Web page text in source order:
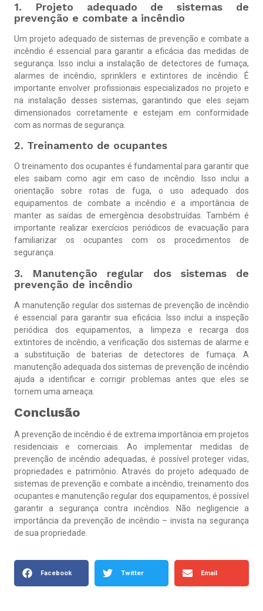
1. Projeto adequado de sistemas de
prevenção e combate a incêndio
Um projeto adequado de sistemas de prevenção e combate a
incêndio é essencial para garantir a eficácia das medidas de
segurança. Isso inclui a instalação de detectores de fumaça,
alarmes de incêndio, sprinklers e extintores de incêndio. É
importante envolver profissionais especializados no projeto e
na instalação desses sistemas, garantindo que eles sejam
dimensionados corretamente e estejam em conformidade
com as normas de segurança.
2. Treinamento de ocupantes
O treinamento dos ocupantes é fundamental para garantir que
eles saibam como agir em caso de incêndio. Isso inclui a
orientação sobre rotas de fuga, o uso adequado dos
equipamentos de combate a incêndio e a importância de
manter as saídas de emergência desobstruídas. Também é
importante realizar exercícios periódicos de evacuação para
familiarizar os ocupantes com os procedimentos de
segurança.
3. Manutenção regular dos sistemas de
prevenção de incêndio
A manutenção regular dos sistemas de prevenção de incêndio
é essencial para garantir sua eficácia. Isso inclui a inspeção
periódica dos equipamentos, a limpeza e recarga dos
extintores de incêndio, a verificação dos sistemas de alarme e
a substituição de baterias de detectores de fumaça. A
manutenção adequada dos sistemas de prevenção de incêndio
ajuda a identificar e corrigir problemas antes que eles se
tornem uma ameaça.
Conclusão
A prevenção de incêndio é de extrema importância em projetos
residenciais e comerciais. Ao implementar medidas de
prevenção de incêndio adequadas, é possível proteger vidas,
propriedades e patrimônio. Através do projeto adequado de
sistemas de prevenção e combate a incêndio, treinamento dos
ocupantes e manutenção regular dos equipamentos, é possível
garantir a segurança contra incêndios. Não negligencie a
importância da prevenção de incêndio – invista na segurança
de sua propriedade.
Facebook Twitter Email